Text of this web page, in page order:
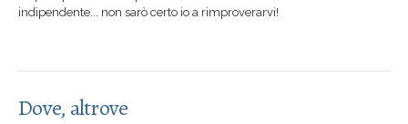
indipendente... non sarò certo io a rimproverarvi!
Dove, altrove